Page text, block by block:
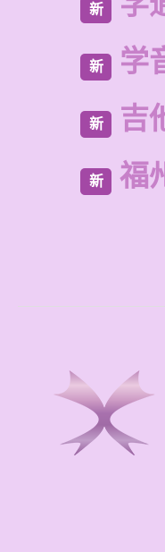
新
新 学
新 吉
新 福